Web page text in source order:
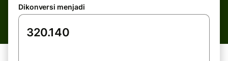
Dikonversi menjadi